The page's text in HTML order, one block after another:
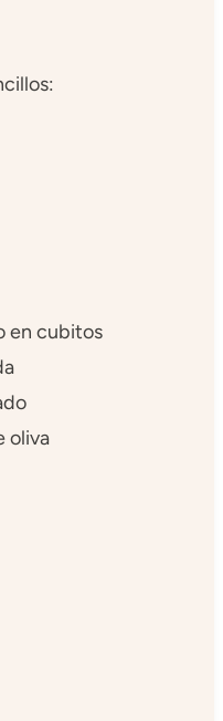
en cubitos
oliva